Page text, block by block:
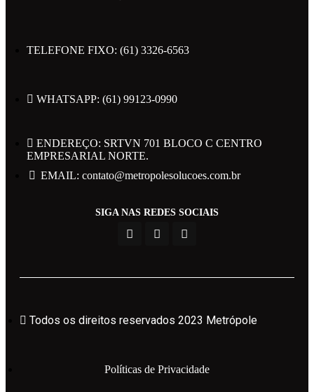
Todos os direitos reservados 2023 Metrópole
Powered by Web Design Brasil
TELEFONE FIXO: (61) 3326-6563
WHATSAPP: (61) 99123-0990
ENDEREÇO: SRTVN 701 BLOCO C CENTRO
EMPRESARIAL NORTE.
EMAIL: contato@metropolesolucoes.com.br
SIGA NAS REDES SOCIAIS
Todos os direitos reservados 2023 Metrópole
Políticas de Privacidade